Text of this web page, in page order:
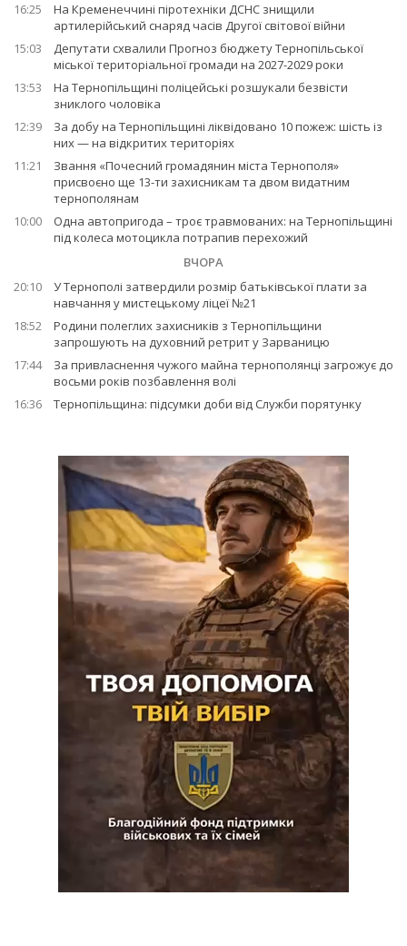
16:25
На Кременеччині піротехніки ДСНС знищили
артилерійський снаряд часів Другої світової війни
15:03
Депутати схвалили Прогноз бюджету Тернопільської
міської територіальної громади на 2027-2029 роки
13:53
На Тернопільщині поліцейські розшукали безвісти
зниклого чоловіка
12:39
За добу на Тернопільщині ліквідовано 10 пожеж: шість із
них — на відкритих територіях
11:21
Звання «Почесний громадянин міста Тернополя»
присвоєно ще 13-ти захисникам та двом видатним
тернополянам
10:00
Одна автопригода – троє травмованих: на Тернопільщині
під колеса мотоцикла потрапив перехожий
ВЧОРА
20:10
У Тернополі затвердили розмір батьківської плати за
навчання у мистецькому ліцеї №21
18:52
Родини полеглих захисників з Тернопільщини
запрошують на духовний ретрит у Зарваницю
17:44
За привласнення чужого майна тернополянці загрожує до
восьми років позбавлення волі
16:36
Тернопільщина: підсумки доби від Служби порятунку